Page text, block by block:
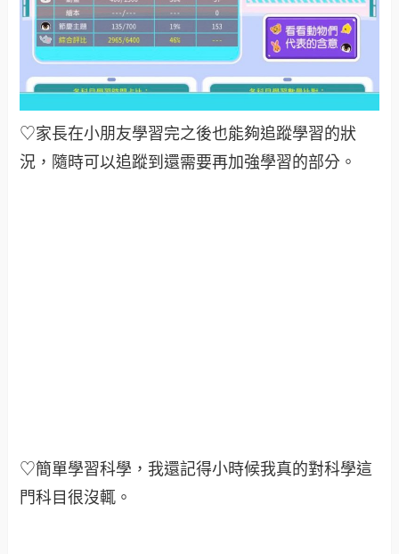
♡家長在小朋友學習完之後也能夠追蹤學習的狀
況，隨時可以追蹤到還需要再加強學習的部分。
♡簡單學習科學，我還記得小時候我真的對科學這
門科目很沒輒。